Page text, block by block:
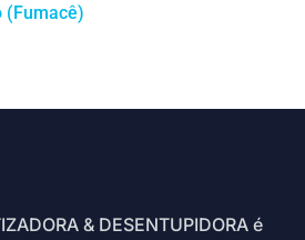
(Fumacê)
& DESENTUPIDORA é